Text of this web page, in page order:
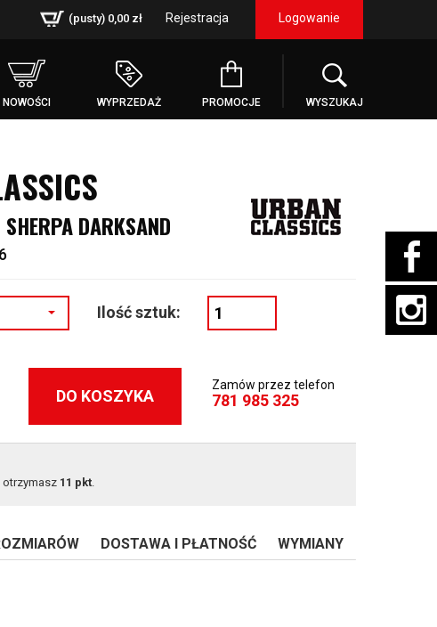
Rejestracja Logowanie
(pusty) 0,00 zł
NOWOŚCI WYPRZEDAŻ PROMOCJE WYSZUKAJ
DARKSAND
Ilość sztuk:
DO KOSZYKA
Zamów przez telefon
781 985 325
otrzymasz 11 pkt.
DOSTAWA I PŁATNOŚĆ WYMIANY